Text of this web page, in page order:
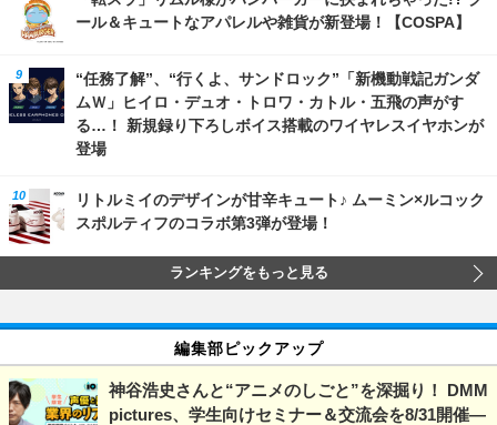
ール＆キュートなアパレルや雑貨が新登場！【COSPA】
“任務了解”、“行くよ、サンドロック”「新機動戦記ガンダ
ムＷ」ヒイロ・デュオ・トロワ・カトル・五飛の声がす
る…！ 新規録り下ろしボイス搭載のワイヤレスイヤホンが
登場
リトルミイのデザインが甘辛キュート♪ ムーミン×ルコック
スポルティフのコラボ第3弾が登場！
ランキングをもっと見る
編集部ピックアップ
神谷浩史さんと“アニメのしごと”を深掘り！ DMM
pictures、学生向けセミナー＆交流会を8/31開催―